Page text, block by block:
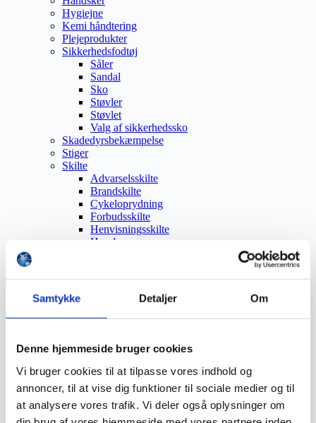
Samtykke Detaljer Om
Denne hjemmeside bruger cookies
Vi bruger cookies til at tilpasse vores indhold og
annoncer, til at vise dig funktioner til sociale medier og til
at analysere vores trafik. Vi deler også oplysninger om
Hygiejne
Kemi håndtering
Plejeprodukter
Sikkerhedsfodtøj
Såler
Sandal
Sko
Støvler
Støvlet
Valg af sikkerhedssko
Skadedyrsbekæmpelse
Stiger
Skilte
Advarselsskilte
Brandskilte
Cykeloprydning
Forbudsskilte
Henvisningsskilte
Hunde
Påbudsskilte
Standere, galger og beslag
Sundhedsmiljø
Ozonmaskiner
Trafiksikkerhed
Afspærring
Pullert
Trafikspejle
Vejbump
Vejmarkering